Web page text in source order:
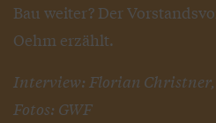
Bau weiter? Der
Oehm erzählt.
Interview: Florian
Fotos: GWF